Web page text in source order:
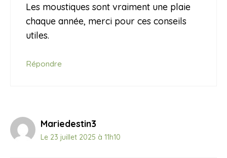
Les moustiques sont vraiment une plaie
chaque année, merci pour ces conseils
utiles.
Répondre
Mariedestin3
Le 23 juillet 2025 à 11h10